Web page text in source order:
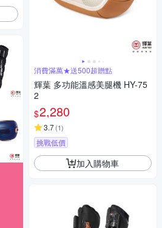
消費滿萬★送500超贈點
輝葉 多功能溫感美腿機 HY-75
2
$2,280
3.7(1)
挑戰低價
加入購物車